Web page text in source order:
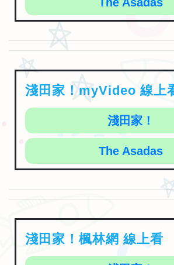
淺田家！myVideo 線上看
淺田家！
The Asadas
淺田家！